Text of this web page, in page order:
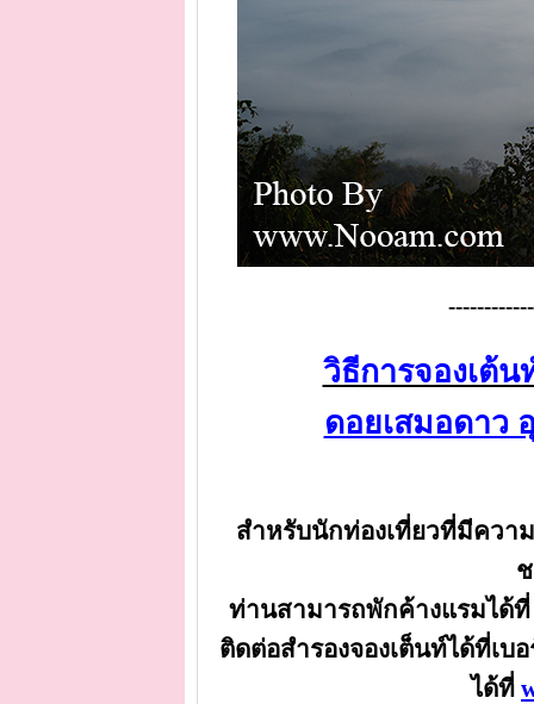
วิธีการจองเต้น
ดอยเสมอดาว
สำหรับนักท่องเที่ยวที่มีควา
ท่านสามารถพักค้างแรมได้
ติดต่อสำรองจองเต็นท์ได้ที่เบ
ได้ที่